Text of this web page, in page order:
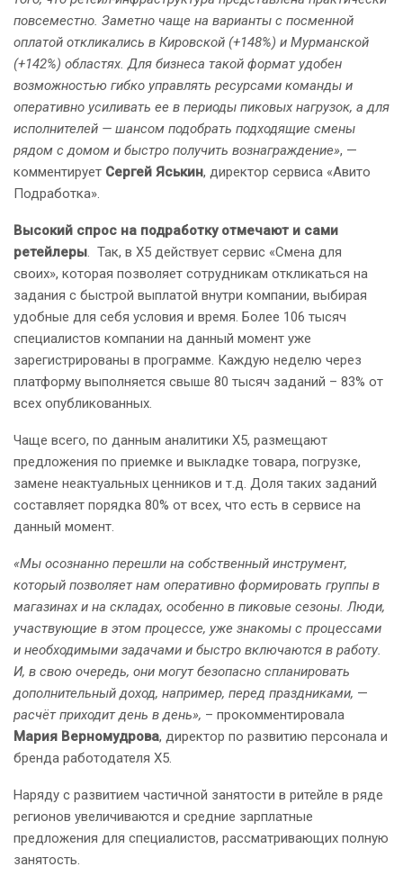
повсеместно. Заметно чаще на варианты с посменной
оплатой откликались в Кировской (+148%) и Мурманской
(+142%) областях. Для бизнеса такой формат удобен
возможностью гибко управлять ресурсами команды и
оперативно усиливать ее в периоды пиковых нагрузок, а для
исполнителей — шансом подобрать подходящие смены
рядом с домом и быстро получить вознаграждение», —
комментирует Сергей Яськин, директор сервиса «Авито
Подработка».
Высокий спрос на подработку отмечают и сами
ретейлеры. Так, в Х5 действует сервис «Смена для
своих», которая позволяет сотрудникам откликаться на
задания с быстрой выплатой внутри компании, выбирая
удобные для себя условия и время. Более 106 тысяч
специалистов компании на данный момент уже
зарегистрированы в программе. Каждую неделю через
платформу выполняется свыше 80 тысяч заданий – 83% от
всех опубликованных.
Чаще всего, по данным аналитики Х5, размещают
предложения по приемке и выкладке товара, погрузке,
замене неактуальных ценников и т.д. Доля таких заданий
составляет порядка 80% от всех, что есть в сервисе на
данный момент.
«Мы осознанно перешли на собственный инструмент,
который позволяет нам оперативно формировать группы в
магазинах и на складах, особенно в пиковые сезоны. Люди,
участвующие в этом процессе, уже знакомы с процессами
и необходимыми задачами и быстро включаются в работу.
И, в свою очередь, они могут безопасно спланировать
дополнительный доход, например, перед праздниками, —
расчёт приходит день в день», – прокомментировала
Мария Верномудрова, директор по развитию персонала и
бренда работодателя Х5.
Наряду с развитием частичной занятости в ритейле в ряде
регионов увеличиваются и средние зарплатные
предложения для специалистов, рассматривающих полную
занятость.